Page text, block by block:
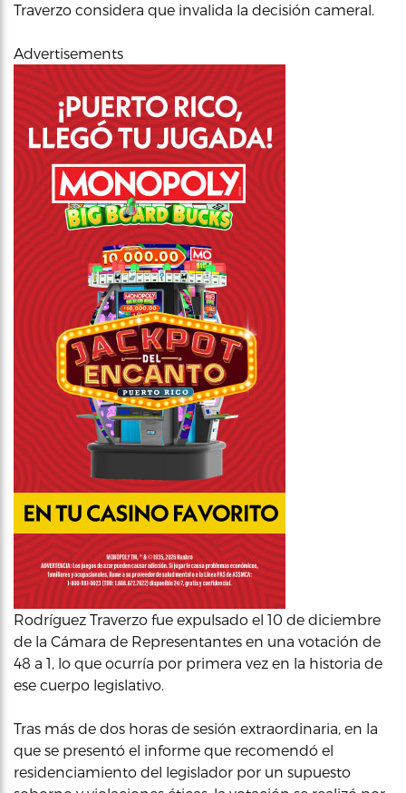
Traverzo considera que invalida la decisión cameral.
Advertisements
Rodríguez Traverzo fue expulsado el 10 de diciembre
de la Cámara de Representantes en una votación de
48 a 1, lo que ocurría por primera vez en la historia de
ese cuerpo legislativo.
Tras más de dos horas de sesión extraordinaria, en la
que se presentó el informe que recomendó el
residenciamiento del legislador por un supuesto